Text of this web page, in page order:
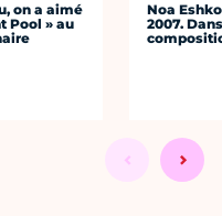
on a aimé
Pool » au
Noa
2007.